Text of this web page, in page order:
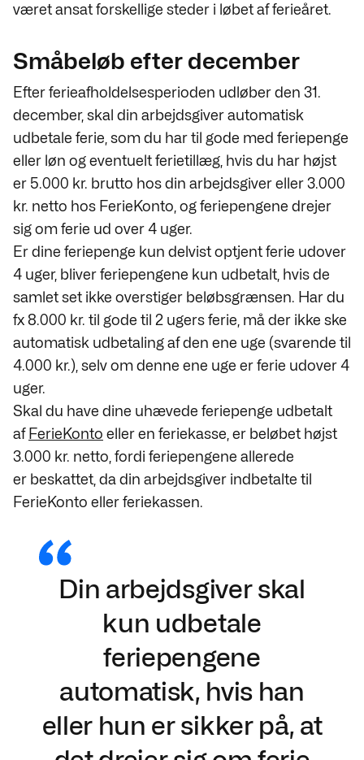
været ansat forskellige steder i løbet af ferieåret.
Småbeløb efter december
Efter ferieafholdelsesperioden udløber den 31.
december, skal din arbejdsgiver automatisk
udbetale ferie, som du har til gode med feriepenge
eller løn og eventuelt ferietillæg, hvis du har højst
er 5.000 kr. brutto hos din arbejdsgiver eller 3.000
kr. netto hos FerieKonto, og feriepengene drejer
sig om ferie ud over 4 uger.
Er dine feriepenge kun delvist optjent ferie udover
4 uger, bliver feriepengene kun udbetalt, hvis de
samlet set ikke overstiger beløbsgrænsen. Har du
fx 8.000 kr. til gode til 2 ugers ferie, må der ikke ske
automatisk udbetaling af den ene uge (svarende til
4.000 kr.), selv om denne ene uge er ferie udover 4
uger.
Skal du have dine uhævede feriepenge udbetalt
af FerieKonto eller en feriekasse, er beløbet højst
3.000 kr. netto, fordi feriepengene allerede
er beskattet, da din arbejdsgiver indbetalte til
FerieKonto eller feriekassen.
Din arbejdsgiver skal
kun udbetale
feriepengene
automatisk, hvis han
eller hun er sikker på, at